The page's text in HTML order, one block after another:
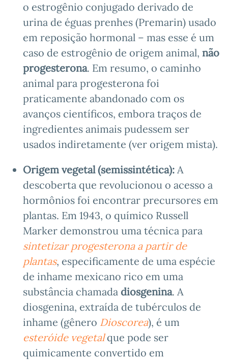
o estrogênio conjugado derivado de
urina de éguas prenhes (Premarin) usado
em reposição hormonal – mas esse é um
caso de estrogênio de origem animal, não
progesterona. Em resumo, o caminho
animal para progesterona foi
praticamente abandonado com os
avanços científicos, embora traços de
ingredientes animais pudessem ser
usados indiretamente (ver origem mista).
Origem vegetal (semissintética): A
descoberta que revolucionou o acesso a
hormônios foi encontrar precursores em
plantas. Em 1943, o químico Russell
Marker demonstrou uma técnica para
sintetizar progesterona a partir de
plantas, especificamente de uma espécie
de inhame mexicano rico em uma
substância chamada diosgenina. A
diosgenina, extraída de tubérculos de
inhame (gênero Dioscorea), é um
esteróide vegetalque pode ser
quimicamente convertido em